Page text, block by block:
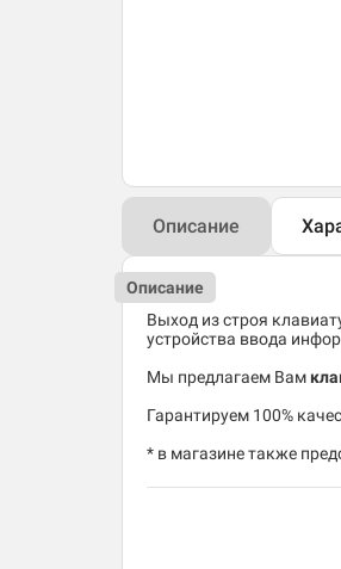
Описание
Описание
Выход из строя
устройства ввода
Мы предлагаем Вам
Гарантируем 100%
* в магазине также